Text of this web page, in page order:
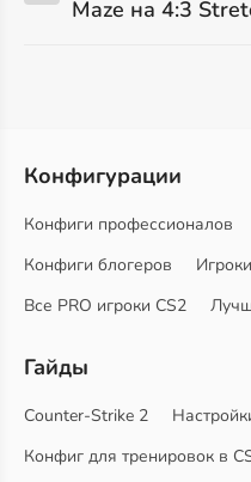
Maze на 4:3
Конфигурации
Конфиги профессионалов
Конфиги блогеров
Все PRO игроки CS2
Гайды
Counter-Strike 2
Конфиг для тренировок в